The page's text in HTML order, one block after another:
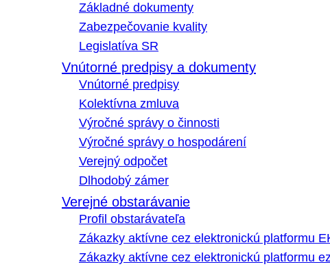
Základné dokumenty
Zabezpečovanie kvality
Legislatíva SR
Vnútorné predpisy a dokumenty
Vnútorné predpisy
Kolektívna zmluva
Výročné správy o činnosti
Výročné správy o hospodárení
Verejný odpočet
Dlhodobý zámer
Verejné obstarávanie
Profil obstarávateľa
Zákazky aktívne cez elektronickú platformu
Zákazky aktívne cez elektronickú platformu